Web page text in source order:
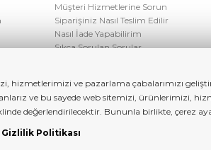
Müşteri Hizmetlerine Sorun
Siparişiniz Nasıl Teslim Edilir
Nasıl İade Yapabilirim
Sıkça Sorulan Sorular
hizmetlerimizi ve pazarlama çabalarımızı
ve bu sayede web sitemizi, ürünlerimizi,
değerlendirilecektir. Bununla birlikte, çerez
Gizlilik Politikası